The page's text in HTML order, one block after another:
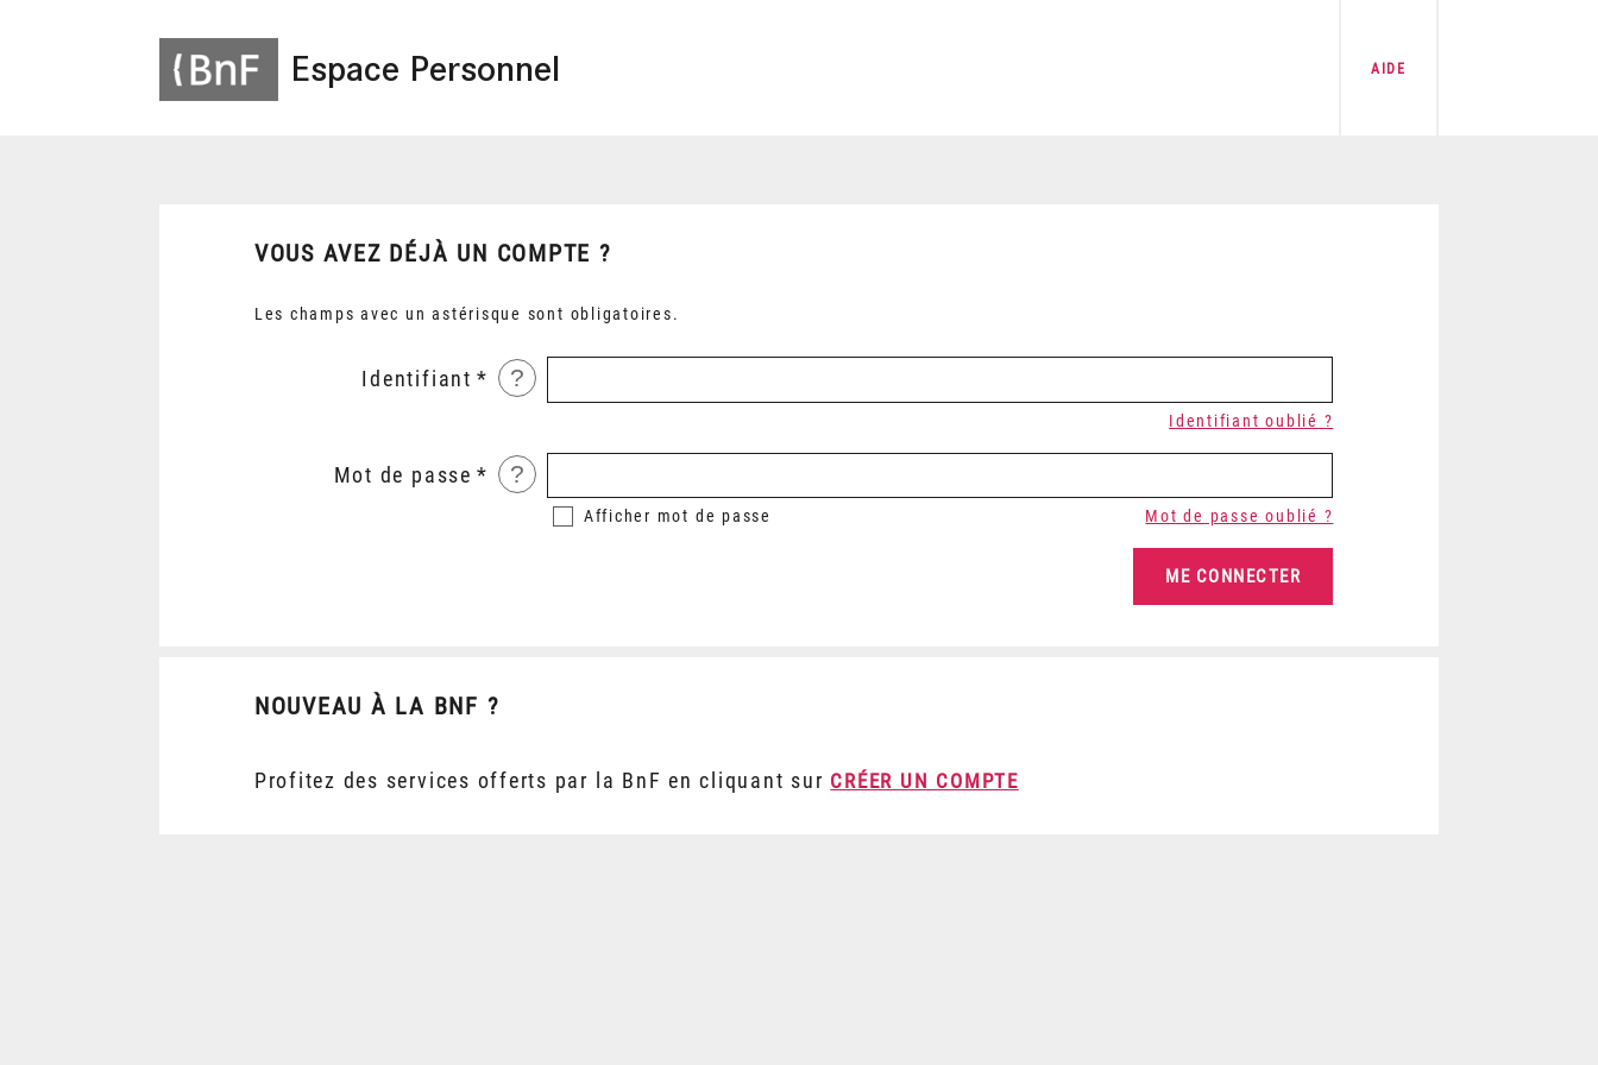
Espace Personnel AIDE
VOUS AVEZ DÉJÀ UN COMPTE ?
Les champs avec un astérisque sont obligatoires.
Identifiant ?
Identifiant oublié ?
Mot de passe ?
Afficher mot de passe Mot de passe oublié ?
NOUVEAU À LA BNF ?
Profitez des services offerts par la BnF en cliquant sur CRÉER UN COMPTE